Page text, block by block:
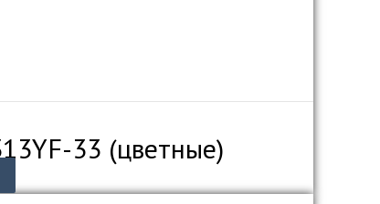
33 (цветные)